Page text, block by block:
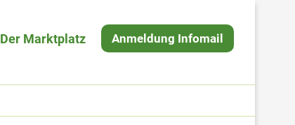
Der Marktplatz Anmeldung Infomail